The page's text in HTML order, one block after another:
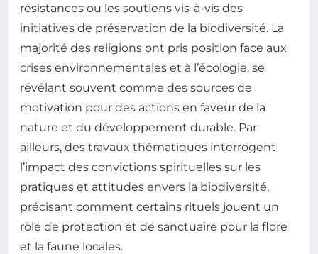
résistances ou les soutiens vis-à-vis des
initiatives de préservation de la biodiversité. La
majorité des religions ont pris position face aux
crises environnementales et à l’écologie, se
révélant souvent comme des sources de
motivation pour des actions en faveur de la
nature et du développement durable. Par
ailleurs, des travaux thématiques interrogent
l’impact des convictions spirituelles sur les
pratiques et attitudes envers la biodiversité,
précisant comment certains rituels jouent un
rôle de protection et de sanctuaire pour la flore
et la faune locales.